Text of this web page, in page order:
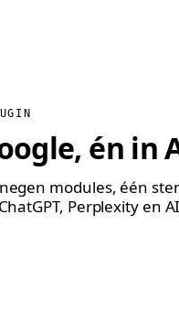
, én in
modules, één
Perplexity en